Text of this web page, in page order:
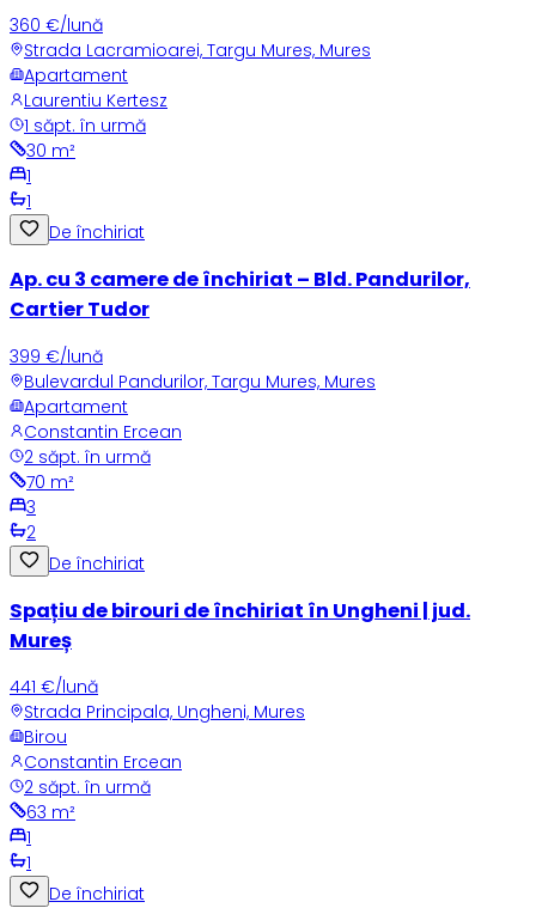
360 €/lună
Strada Lacramioarei, Targu Mures, Mures
Apartament
Laurentiu Kertesz
1 săpt. în urmă
30 m²
1
1
De închiriat
Ap. cu 3 camere de închiriat – Bld. Pandurilor,
Cartier Tudor
399 €/lună
Bulevardul Pandurilor, Targu Mures, Mures
Apartament
Constantin Ercean
2 săpt. în urmă
70 m²
3
2
De închiriat
Spațiu de birouri de închiriat în Ungheni | jud.
Mureș
441 €/lună
Strada Principala, Ungheni, Mures
Birou
Constantin Ercean
2 săpt. în urmă
63 m²
1
1
De închiriat